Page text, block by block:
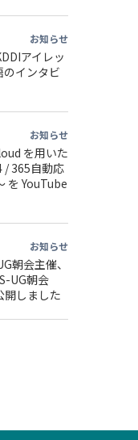
お知らせ
アイレッ
のインタビ
お知らせ
を用いた
/ 365自動応
を YouTube
お知らせ
朝会主催、
UG朝会
開しました